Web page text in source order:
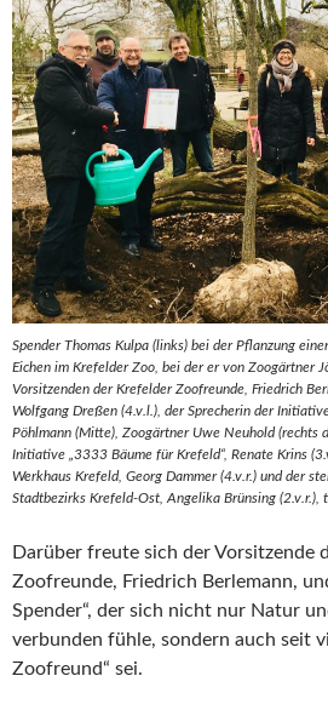
Spender Thomas Kulpa (links) bei der Pflanzung
Eichen im Krefelder Zoo, bei der er von Zoogärtner
Vorsitzenden der Krefelder Zoofreunde, Friedrich
Wolfgang Dreßen (4.v.l.), der Sprecherin der
Pöhlmann (Mitte), Zoogärtner Uwe Neuhold (rechts
Initiative „3333 Bäume für Krefeld“, Renate Krins
Werkhaus Krefeld, Georg Dammer (4.v.r.) und der
Stadtbezirks Krefeld-Ost, Angelika Brünsing
Darüber freute sich der Vorsitzende
Zoofreunde, Friedrich Berlemann,
Spender“, der sich nicht nur Natur
verbunden fühle, sondern auch seit
Zoofreund“ sei.